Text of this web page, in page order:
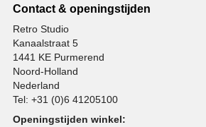
Contact & openingstijden
Retro Studio
Kanaalstraat 5
1441 KE Purmerend
Noord-Holland
Nederland
Tel: +31 (0)6 41205100
Openingstijden winkel: